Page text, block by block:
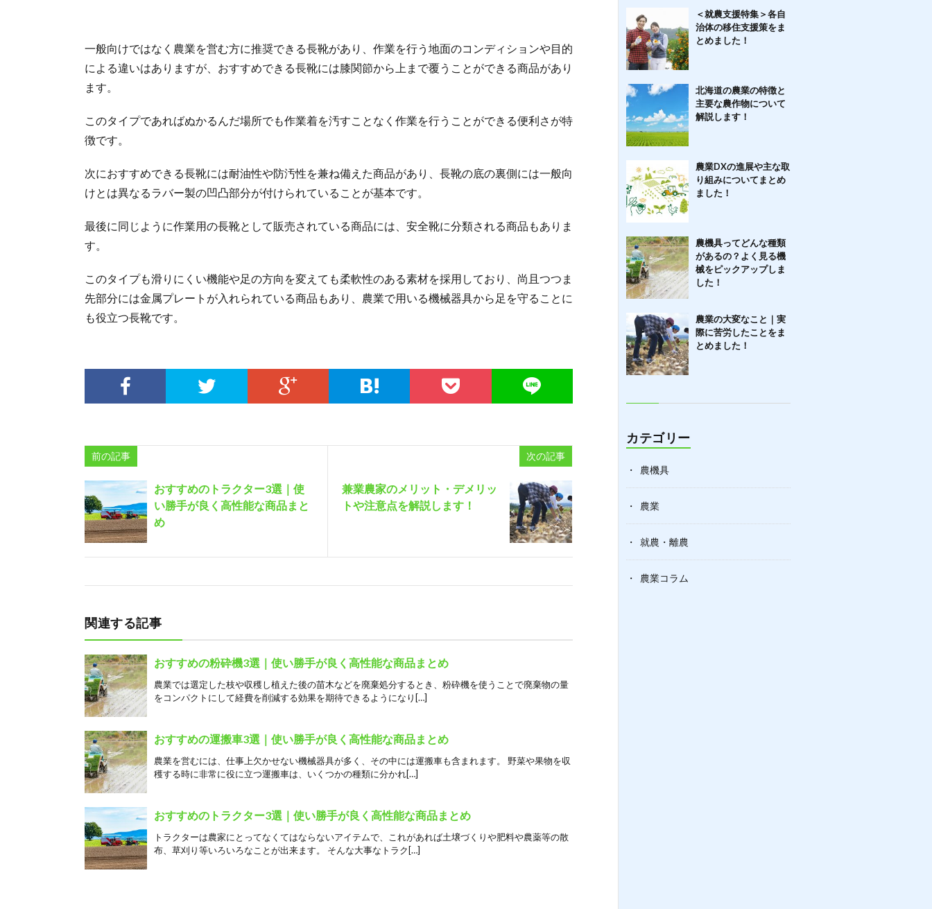
一般向けではなく農業を営む方に推奨できる長靴があり、作業を行う地面のコンディションや目的
による違いはありますが、おすすめできる長靴には膝関節から上まで覆うことができる商品があり
ます。
このタイプであればぬかるんだ場所でも作業着を汚すことなく作業を行うことができる便利さが特
徴です。
次におすすめできる長靴には耐油性や防汚性を兼ね備えた商品があり、長靴の底の裏側には一般向
けとは異なるラバー製の凹凸部分が付けられていることが基本です。
最後に同じように作業用の長靴として販売されている商品には、安全靴に分類される商品もありま
す。
このタイプも滑りにくい機能や足の方向を変えても柔軟性のある素材を採用しており、尚且つつま
先部分には金属プレートが入れられている商品もあり、農業で用いる機械器具から足を守ることに
も役立つ長靴です。
前の記事
おすすめのトラクター3選｜使
い勝手が良く高性能な商品まと
め
次の記事
兼業農家のメリット・デメリッ
トや注意点を解説します！
関連する記事
おすすめの粉砕機3選｜使い勝手が良く高性能な商品まとめ
農業では選定した枝や収穫し植えた後の苗木などを廃棄処分するとき、粉砕機を使うことで廃棄物の量
をコンパクトにして経費を削減する効果を期待できるようになり[…]
おすすめの運搬車3選｜使い勝手が良く高性能な商品まとめ
農業を営むには、仕事上欠かせない機械器具が多く、その中には運搬車も含まれます。 野菜や果物を収
穫する時に非常に役に立つ運搬車は、いくつかの種類に分かれ[…]
おすすめのトラクター3選｜使い勝手が良く高性能な商品まとめ
トラクターは農家にとってなくてはならないアイテムで、これがあれば土壌づくりや肥料や農薬等の散
布、草刈り等いろいろなことが出来ます。 そんな大事なトラク[…]
＜就農支援特集＞各自
治体の移住支援策をま
とめました！
北海道の農業の特徴と
主要な農作物について
解説します！
農業DXの進展や主な取
り組みについてまとめ
ました！
農機具ってどんな種類
があるの？よく見る機
械をピックアップしま
した！
農業の大変なこと｜実
際に苦労したことをま
とめました！
カテゴリー
農機具
農業
就農・離農
農業コラム